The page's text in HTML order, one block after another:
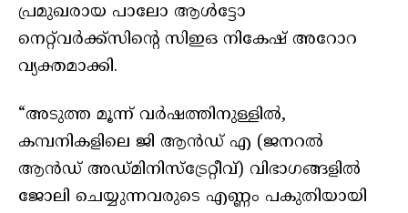
പ്രമുഖരായ പാലോ ആൾട്ടോ
നെറ്റ്‌വർക്ക്‌സിന്റെ സിഇഒ നികേഷ് അറോറ
വ്യക്തമാക്കി.
“അടുത്ത മൂന്ന് വർഷത്തിനുള്ളിൽ,
കമ്പനികളിലെ ജി ആൻഡ് എ (ജനറൽ
ആൻഡ് അഡ്മിനിസ്ട്രേറ്റീവ്) വിഭാഗങ്ങളിൽ
ജോലി ചെയ്യുന്നവരുടെ എണ്ണം പകുതിയായി